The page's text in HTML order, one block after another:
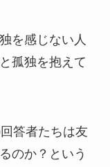
を感じない人
孤独を抱えて
答者たちは友
のか？という